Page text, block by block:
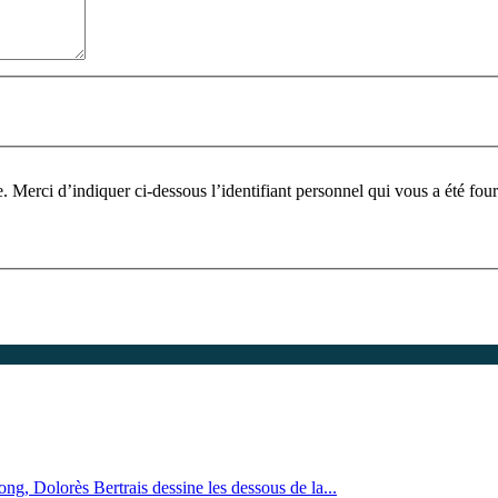
Pour participer à ce
Dolorès Bertrais dessine les dessous de la...